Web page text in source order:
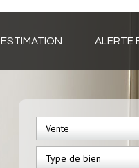
ESTIMATION ALERTE
Vente
Type de bien